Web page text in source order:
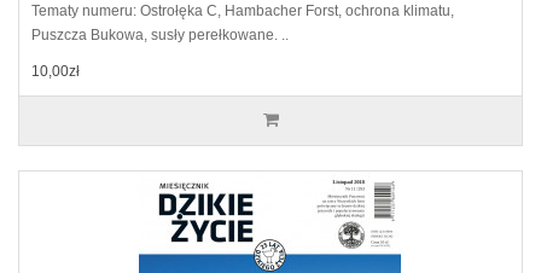
Tematy numeru: Ostrołęka C, Hambacher Forst, ochrona klimatu,
Puszcza Bukowa, susły perełkowane. ..
10,00zł